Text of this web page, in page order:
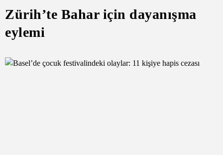
Zürih’te Bahar için dayanışma
eylemi